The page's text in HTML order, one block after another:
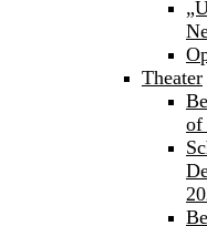
Theater
of